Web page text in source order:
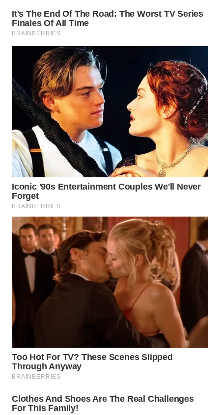
LAWAS
SUMEDANG
WN
CIANJUR
WN
KEPULAUAN
SERIBU
WN
TANGERANG
WN
BINJAI
WN
CIREBON
INDRAMAYU
WN
WN